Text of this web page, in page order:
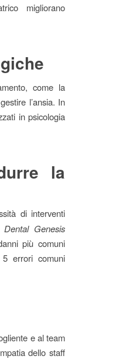
migliorano
come la
l’ansia. In
in psicologia
la
di interventi
Dental Genesis
più comuni
5 errori comuni
e al team
dello staff